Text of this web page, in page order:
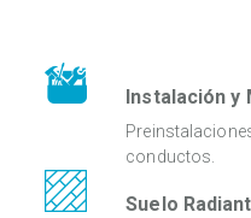
Instalación y
conductos.
Suelo